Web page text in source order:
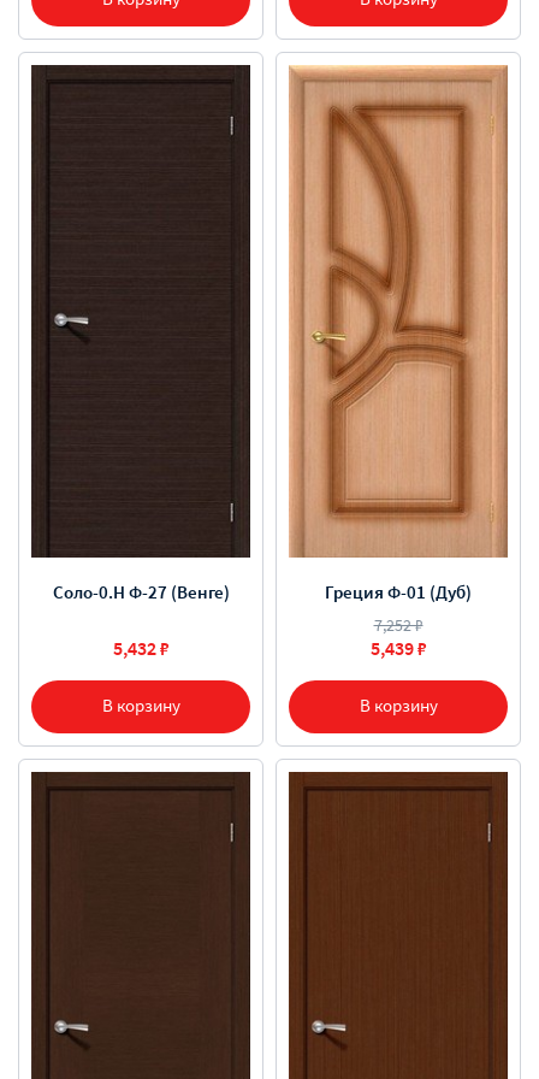
В корзину
Соло-0.H Ф-27 (Венге)
5,432 ₽
В корзину
Греция Ф-01 (Дуб)
7,252 ₽
5,439 ₽